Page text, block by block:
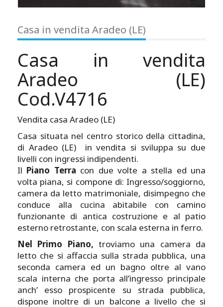
Casa in vendita Aradeo (LE)
Casa in vendita
Aradeo (LE)
Cod.V4716
Vendita casa Aradeo (LE)
Casa situata nel centro storico della cittadina,
di Aradeo (LE) in vendita si sviluppa su due
livelli con ingressi indipendenti.
Il Piano Terra con due volte a stella ed una
volta piana, si compone di: Ingresso/soggiorno,
camera da letto matrimoniale, disimpegno che
conduce alla cucina abitabile con camino
funzionante di antica costruzione e al patio
esterno retrostante, con scala esterna in ferro.
Nel Primo Piano, troviamo una camera da
letto che si affaccia sulla strada pubblica, una
seconda camera ed un bagno oltre al vano
scala interna che porta all’ingresso principale
anch’ esso prospicente su strada pubblica,
dispone inoltre di un balcone a livello che si